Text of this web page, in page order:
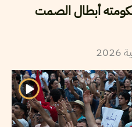
أبطال الصمت
2026